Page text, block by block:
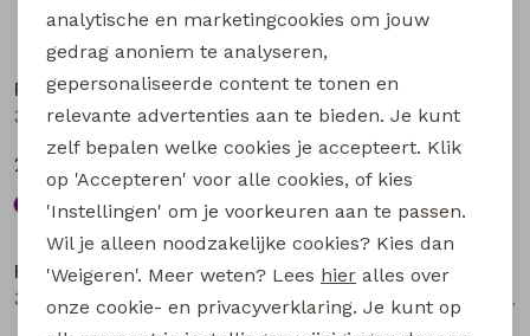
Persival
3310404 W20049 meisjes sweatshirt Taupe
22,99
Persival
22,99
Persival
3310800 W20053 meisjes rok kort Marine
Persival
3310800 W20053 meisjes rok kort Bordeaux
analytische en marketingcookies om jouw
gedrag anoniem te analyseren,
gepersonaliseerde content te tonen en
relevante advertenties aan te bieden. Je kunt
zelf bepalen welke cookies je accepteert. Klik
op 'Accepteren' voor alle cookies, of kies
'Instellingen' om je voorkeuren aan te passen.
Wil je alleen noodzakelijke cookies? Kies dan
'Weigeren'. Meer weten? Lees hier alles over
onze cookie- en privacyverklaring. Je kunt op